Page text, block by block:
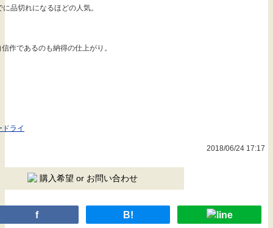
品切れになるほどの人気。
作であるのも納得の仕上がり。
ライ
2018/06/24 17:17
購入希望 or お問い合わせ
f B!